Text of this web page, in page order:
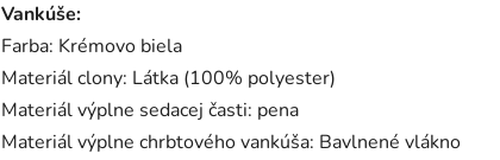
Vankúše:
Farba: Krémovo biela
Materiál clony: Látka (100% polyester)
Materiál výplne sedacej časti: pena
Materiál výplne chrbtového vankúša: Bavlnené vlákno